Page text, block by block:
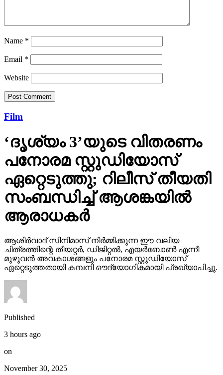
Name *
Email *
Website
Film
‘ദൃശ്യം 3’യുടെ വിതരണം
പനോരമ സ്റ്റുഡിയോസ്
ഏറ്റെടുത്തു; റിലീസ് തീയതി
സംബന്ധിച്ച് ആശങ്കയിൽ
ആരാധകർ
ആശിർവാദ് സിനിമാസ് നിർമ്മിക്കുന്ന ഈ വലിയ
ചിത്രത്തിന്റെ തീയറ്റർ, ഡിജിറ്റൽ, എയർബോൺ എന്നീ
മുഴുവൻ അവകാശങ്ങളും പനോരമ സ്റ്റുഡിയോസ്
ഏറ്റെടുത്തതായി കമ്പനി ഔദ്യോഗികമായി പ്രഖ്യാപിച്ചു.
Published
3 hours ago
on
November 30, 2025